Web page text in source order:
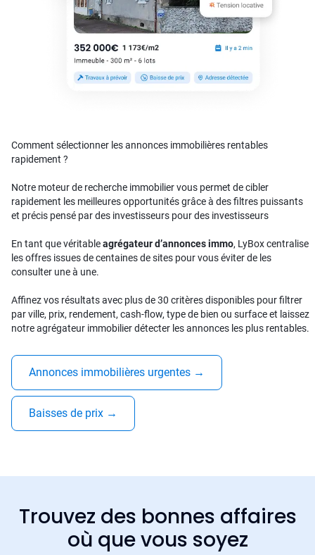
Comment sélectionner les annonces immobilières rentables
rapidement ?
Notre moteur de recherche immobilier vous permet de cibler
rapidement les meilleures opportunités grâce à des filtres puissants
et précis pensé par des investisseurs pour des investisseurs
En tant que véritableagrégateur d’annonces immo, LyBox centralise
les offres issues de centaines de sites pour vous éviter de les
consulter une à une.
Affinez vos résultats avec plus de 30 critères disponibles pour filtrer
par ville, prix, rendement, cash-flow, type de bien ou surface et laissez
notre agrégateur immobilier détecter les annonces les plus rentables.
Annonces immobilières urgentes →
Baisses de prix →
Trouvez des bonnes affaires
où que vous soyez